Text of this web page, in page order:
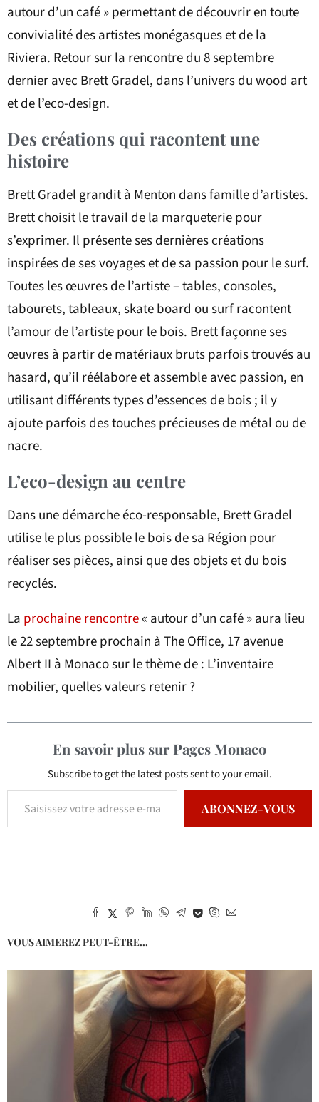
autour d’un café » permettant de découvrir en toute
convivialité des artistes monégasques et de la
Riviera. Retour sur la rencontre du 8 septembre
dernier avec Brett Gradel, dans l’univers du wood art
et de l’eco-design.
Des créations qui racontent une
histoire
Brett Gradel grandit à Menton dans famille d’artistes.
Brett choisit le travail de la marqueterie pour
s’exprimer. Il présente ses dernières créations
inspirées de ses voyages et de sa passion pour le surf.
Toutes les œuvres de l’artiste – tables, consoles,
tabourets, tableaux, skate board ou surf racontent
l’amour de l’artiste pour le bois. Brett façonne ses
œuvres à partir de matériaux bruts parfois trouvés au
hasard, qu’il réélabore et assemble avec passion, en
utilisant différents types d’essences de bois ; il y
ajoute parfois des touches précieuses de métal ou de
nacre.
L’eco-design au centre
Dans une démarche éco-responsable, Brett Gradel
utilise le plus possible le bois de sa Région pour
réaliser ses pièces, ainsi que des objets et du bois
recyclés.
La prochaine rencontre« autour d’un café » aura lieu
le 22 septembre prochain à The Office, 17 avenue
Albert II à Monaco sur le thème de : L’inventaire
mobilier, quelles valeurs retenir ?
En savoir plus sur Pages Monaco
Subscribe to get the latest posts sent to your email.
ABONNEZ-VOUS
VOUS AIMEREZ PEUT-ÊTRE...